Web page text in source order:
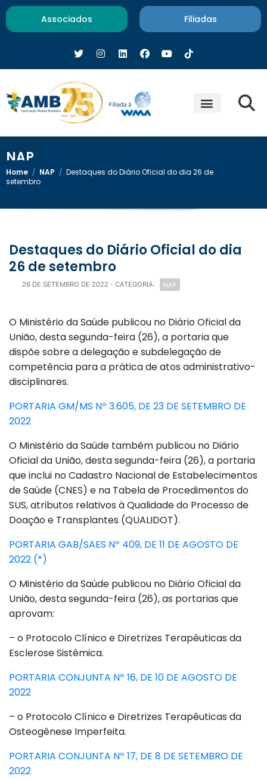
Associados Filiadas
NAP
Home / NAP / Destaques do Diário Oficial do dia 26 de
setembro
Destaques do Diário Oficial do dia
26 de setembro
26 DE SETEMBRO DE 2022 - CATEGORIA: NAP
O Ministério da Saúde publicou no Diário Oficial da
União, desta segunda-feira (26), a portaria que
dispõe sobre a delegação e subdelegação de
competência para a prática de atos administrativo-
disciplinares.
PORTARIA GM/MS Nº 3.605, DE 23 DE SETEMBRO DE
2022
O Ministério da Saúde também publicou no Diário
Oficial da União, desta segunda-feira (26), a portaria
que inclui no Cadastro Nacional de Estabelecimentos
de Saúde (CNES) e na Tabela de Procedimentos do
SUS, atributos relativos à Qualidade do Processo de
Doação e Transplantes (QUALIDOT).
PORTARIA GAB/SAES Nº 409, DE 11 DE AGOSTO DE
2022 (*)
O Ministério da Saúde publicou no Diário Oficial da
União, desta segunda-feira (26), as portarias que
aprovam:
– o Protocolo Clínico e Diretrizes Terapêuticas da
Esclerose Sistêmica.
PORTARIA CONJUNTA Nº 16, DE 10 DE AGOSTO DE
2022
– o Protocolo Clínico e Diretrizes Terapêuticas da
Osteogênese Imperfeita.
PORTARIA CONJUNTA Nº 17, DE 8 DE SETEMBRO DE
2022